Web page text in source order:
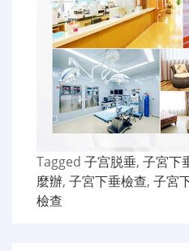
Tagged 子宫脱垂, 子宮下
麼辦, 子宮下垂檢查, 子宮
檢查